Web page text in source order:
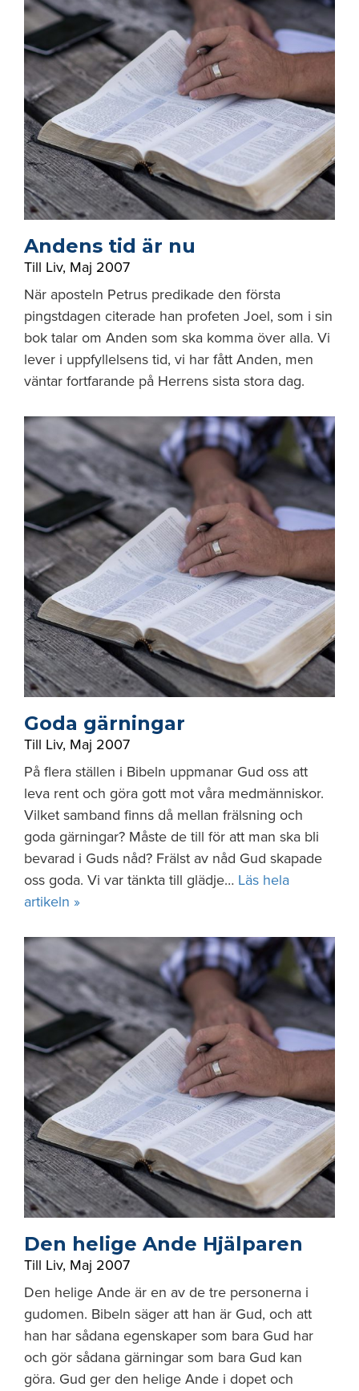
Andens tid är nu
Till Liv, Maj 2007
När aposteln Petrus predikade den första
pingstdagen citerade han profeten Joel, som i sin
bok talar om Anden som ska komma över alla. Vi
lever i uppfyllelsens tid, vi har fått Anden, men
väntar fort­farande på Herrens sista stora dag.
Goda gärningar
Till Liv, Maj 2007
På flera ställen i Bibeln uppmanar Gud oss att
leva rent och göra gott mot våra medmänniskor.
Vilket samband finns då mellan frälsning och
goda gärningar? Måste de till för att man ska bli
bevarad i Guds nåd? Frälst av nåd Gud skapade
oss goda. Vi var tänkta till glädje… Läs hela
artikeln »
Den helige Ande Hjälparen
Till Liv, Maj 2007
Den helige Ande är en av de tre personerna i
gudomen. Bibeln säger att han är Gud, och att
han har sådana egenskaper som bara Gud har
och gör sådana gärningar som bara Gud kan
göra. Gud ger den helige Ande i dopet och